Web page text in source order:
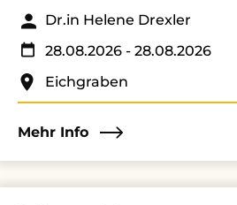
Dr.in Helene Drexler
28.08.2026 - 28.08.2026
Eichgraben
Mehr Info